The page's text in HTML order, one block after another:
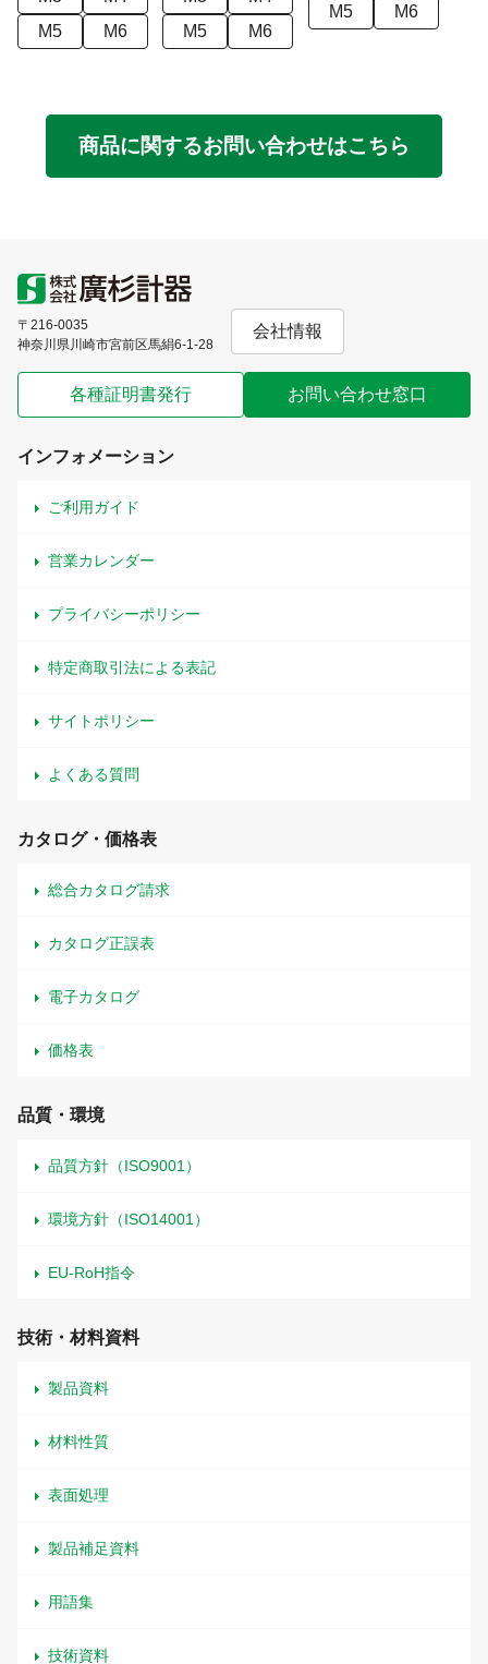
M5
M6
M5
M6
M5
M6
商品に関するお問い合わせはこちら
〒216-0035
神奈川県川崎市宮前区馬絹6-1-28
会社情報
各種証明書発行 お問い合わせ窓口
インフォメーション
ご利用ガイド
営業カレンダー
プライバシーポリシー
特定商取引法による表記
サイトポリシー
よくある質問
カタログ・価格表
総合カタログ請求
カタログ正誤表
電子カタログ
価格表
品質・環境
品質方針（ISO9001）
環境方針（ISO14001）
EU-RoH指令
技術・材料資料
製品資料
材料性質
表面処理
製品補足資料
用語集
技術資料